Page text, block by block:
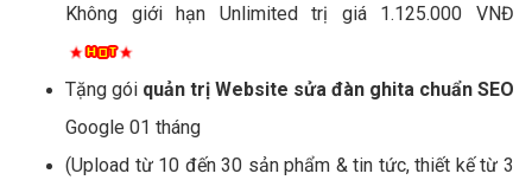
Không giới hạn Unlimited trị giá 1.125.000 VNĐ
Tặng gói quản trị Website sửa đàn ghita chuẩn SEO
Google 01 tháng
(Upload từ 10 đến 30 sản phẩm & tin tức, thiết kế từ 3